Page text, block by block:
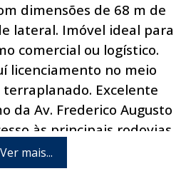
dimensões de 68 m de
lateral. Imóvel ideal para
comercial ou logístico.
licenciamento no meio
Excelente
da Av. Frederico Augusto
às principais rodovias
às cidades da região
Alegre. Disponível na
Ver mais...